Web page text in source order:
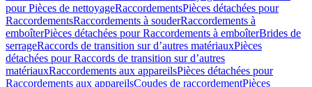
pour Pièces de nettoyageRaccordementsPièces détachées pour
RaccordementsRaccordements à souderRaccordements à
emboîterPièces détachées pour Raccordements à emboîterBrides de
serrageRaccords de transition sur d’autres matériauxPièces
détachées pour Raccords de transition sur d’autres
matériauxRaccordements aux appareilsPièces détachées pour
Raccordements aux appareilsCoudes de raccordementPièces